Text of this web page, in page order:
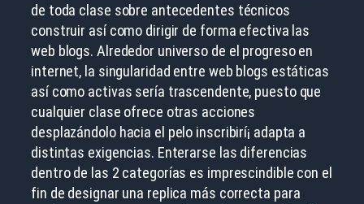
de toda clase sobre antecedentes técnicos
construir así­ como dirigir de forma efectiva las
web blogs. Alrededor universo de el progreso en
internet, la singularidad entre web blogs estáticas
así­ como activas serí­a trascendente, puesto que
cualquier clase ofrece otras acciones
desplazándolo hacia el pelo inscribirí¡ adapta a
distintas exigencias. Enterarse las diferencias
dentro de las 2 categorías es imprescindible con el
fin de designar una replica más correcta para